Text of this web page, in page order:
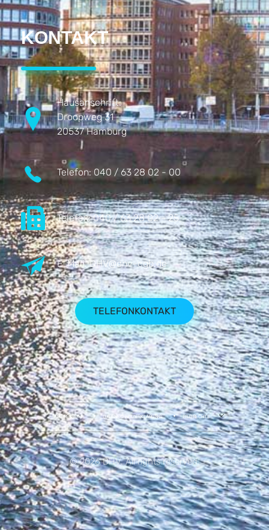
KONTAKT
Hausanschrift:
Droopweg 31
20537 Hamburg
Telefon: 040 / 63 28 02 - 00
Telefax:040 / 63 28 02 - 25
E-Mail:DHV@dhv-cgb.de
TELEFONKONTAKT
IMPRESSUM DATENSCHUTZERKLÄRUNG BILDRECHTE
© 2026 DHV. All rights reserved.